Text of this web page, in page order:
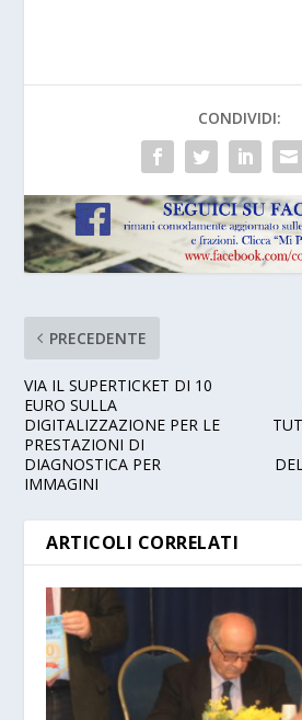
CONDIVIDI:
PRECEDENTE
VIA IL SUPERTICKET DI 10
EURO SULLA
DIGITALIZZAZIONE PER LE
PRESTAZIONI DI
DIAGNOSTICA PER
IMMAGINI
ARTICOLI CORRELATI